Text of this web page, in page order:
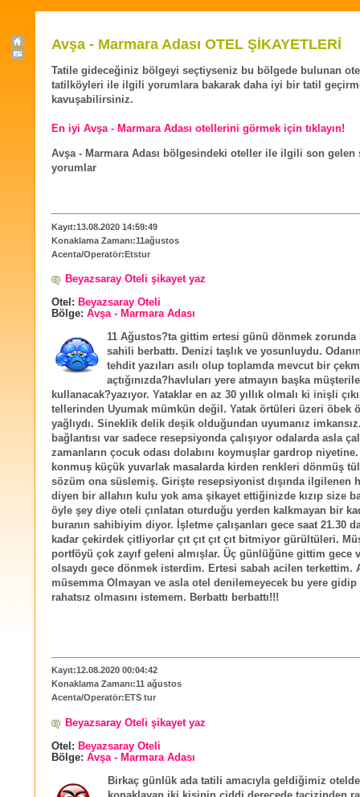
Avşa - Marmara Adası OTEL ŞİKAYETLERİ
Tatile gideceğiniz bölgeyi seçtiyseniz bu bölgede bulunan
tatilköyleri ile ilgili yorumlara bakarak daha iyi bir tatil
kavuşabilirsiniz.
En iyi Avşa - Marmara Adası otellerini görmek için tıklayın!
Avşa - Marmara Adası bölgesindeki oteller ile ilgili son gelen
yorumlar
Kayıt:13.08.2020 14:59:49
Konaklama Zamanı:11ağustos
Acenta/Operatör:Etstur
Beyazsaray Oteli şikayet yaz
Otel: Beyazsaray Oteli
Bölge: Avşa - Marmara Adası
11 Ağustos?ta gittim ertesi günü dönmek zorunda
sahili berbattı. Denizi taşlık ve yosunluydu.
tehdit yazıları asılı olup toplamda mevcut bir
açtığınızda?havluları yere atmayın başka
kullanacak?yazıyor. Yataklar en az 30 yıllık olmalı ki inişli
tellerinden Uyumak mümkün değil. Yatak örtüleri üzeri öbek
yağlıydı. Sineklik delik deşik olduğundan uyumanız
bağlantısı var sadece resepsiyonda çalışıyor odalarda asla
zamanların çocuk odası dolabını koymuşlar gardrop
konmuş küçük yuvarlak masalarda kirden renkleri dönmüş
sözüm ona süslemiş. Girişte resepsiyonist dışında ilgilenen
diyen bir allahın kulu yok ama şikayet ettiğinizde kızıp size
öyle şey diye oteli çınlatan oturduğu yerden kalkmayan bir
buranın sahibiyim diyor. İşletme çalışanları gece saat 21.30
kadar çekirdek çitliyorlar çıt çıt çıt çıt bitmiyor gürültüleri.
portföyü çok zayıf geleni almışlar. Üç günlüğüne gittim gece
olsaydı gece dönmek isterdim. Ertesi sabah acilen terkettim.
müsemma Olmayan ve asla otel denilemeyecek bu yere
rahatsız olmasını istemem. Berbattı berbattı!!!
Kayıt:12.08.2020 00:04:42
Konaklama Zamanı:11 ağustos
Acenta/Operatör:ETS tur
Beyazsaray Oteli şikayet yaz
Otel: Beyazsaray Oteli
Bölge: Avşa - Marmara Adası
Birkaç günlük ada tatili amacıyla geldiğimiz